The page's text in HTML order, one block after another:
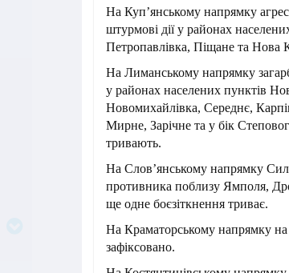
На Куп’янському напрямку
штурмові дії у районах
Петропавлівка, Піщане та Нова
На Лиманському напрямку
у районах населених пунктів
Новомихайлівка, Середнє,
Мирне, Зарічне та у бік
тривають.
На Слов’янському напрямку
противника поблизу Ямполя,
ще одне боєзіткнення триває.
На Краматорському напрямку на
зафіксовано.